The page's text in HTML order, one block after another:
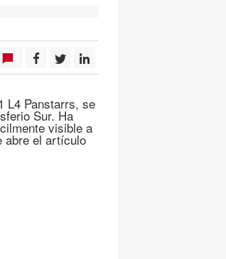
L4 Panstarrs, se
Sur. Ha
visible a
abre el artículo